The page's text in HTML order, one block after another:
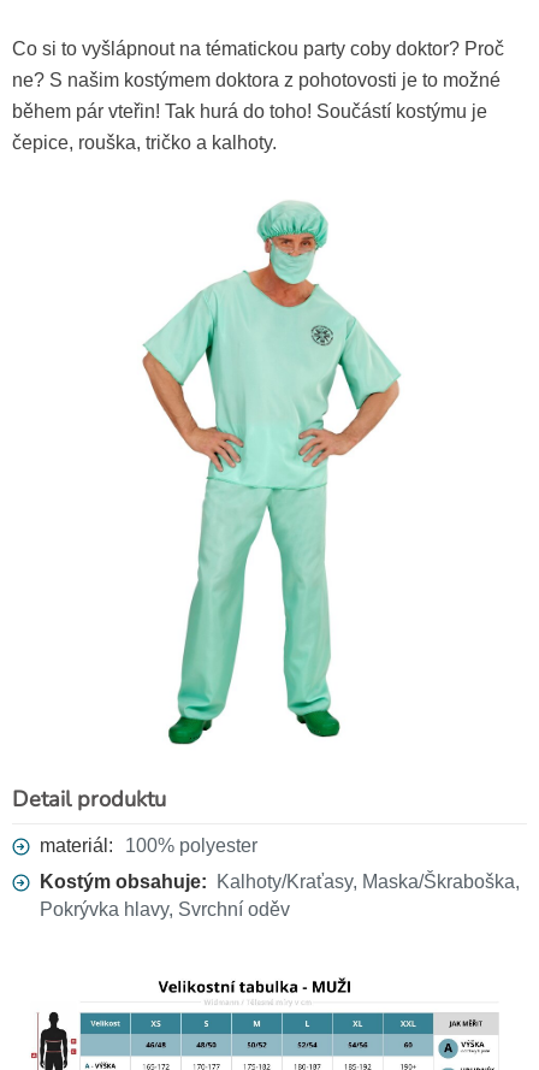
Co si to vyšlápnout na tématickou party coby doktor? Proč
ne? S našim kostýmem doktora z pohotovosti je to možné
během pár vteřin! Tak hurá do toho! Součástí kostýmu je
čepice, rouška, tričko a kalhoty.
Detail produktu
materiál:
100% polyester
Kostým obsahuje:
Kalhoty/Kraťasy, Maska/Škraboška,
Pokrývka hlavy, Svrchní oděv